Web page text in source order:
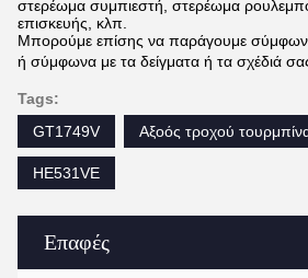
Επαφές
στερέωμα συμπιεστή, στερέωμα
επισκευής, κλπ.
Μπορούμε επίσης να παράγουμε
ή σύμφωνα με τα δείγματα ή τα σχέδιά
Tags:
GT1749V
Αξοός τροχού
HE531VE